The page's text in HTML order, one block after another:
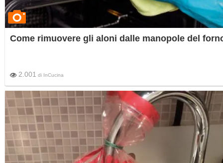
Come rimuovere gli aloni dalle manopole del
2.001 di InCucina